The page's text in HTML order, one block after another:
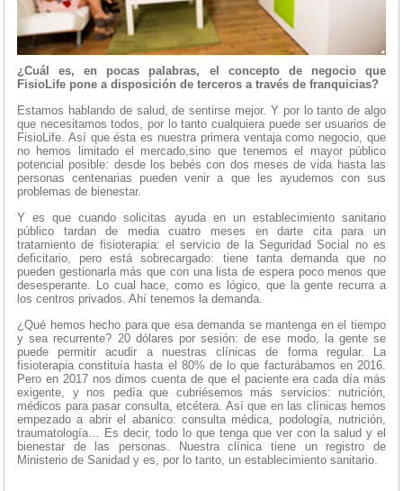
¿Cuál es, en pocas palabras, el concepto de negocio que
FisioLife pone a disposición de terceros a través de franquicias?
Estamos hablando de salud, de sentirse mejor. Y por lo tanto de algo
que necesitamos todos, por lo tanto cualquiera puede ser usuarios de
FisioLife. Así que ésta es nuestra primera ventaja como negocio, que
no hemos limitado el mercado,sino que tenemos el mayor público
potencial posible: desde los bebés con dos meses de vida hasta las
personas centenarias pueden venir a que les ayudemos con sus
problemas de bienestar.
Y es que cuando solicitas ayuda en un establecimiento sanitario
público tardan de media cuatro meses en darte cita para un
tratamiento de fisioterapia: el servicio de la Seguridad Social no es
deficitario, pero está sobrecargado: tiene tanta demanda que no
pueden gestionarla más que con una lista de espera poco menos que
desesperante. Lo cual hace, como es lógico, que la gente recurra a
los centros privados. Ahí tenemos la demanda.
¿Qué hemos hecho para que esa demanda se mantenga en el tiempo
y sea recurrente? 20 dólares por sesión: de ese modo, la gente se
puede permitir acudir a nuestras clínicas de forma regular. La
fisioterapia constituía hasta el 80% de lo que facturábamos en 2016.
Pero en 2017 nos dimos cuenta de que el paciente era cada día más
exigente, y nos pedía que cubriésemos más servicios: nutrición,
médicos para pasar consulta, etcétera. Así que en las clínicas hemos
empezado a abrir el abanico: consulta médica, podología, nutrición,
traumatología… Es decir, todo lo que tenga que ver con la salud y el
bienestar de las personas. Nuestra clínica tiene un registro de
Ministerio de Sanidad y es, por lo tanto, un establecimiento sanitario.